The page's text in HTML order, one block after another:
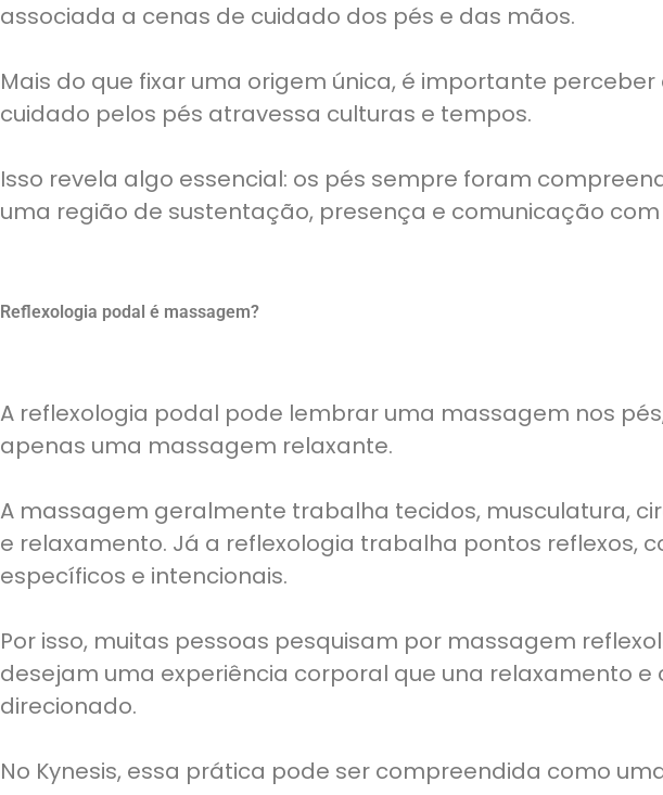
associada a cenas de cuidado dos pés e das mãos.
Mais do que fixar uma origem única, é importante perceber
cuidado pelos pés atravessa culturas e tempos.
Isso revela algo essencial: os pés sempre foram
uma região de sustentação, presença e comunicação com
Reflexologia podal é massagem?
A reflexologia podal pode lembrar uma massagem nos
apenas uma massagem relaxante.
A massagem geralmente trabalha tecidos, musculatura,
e relaxamento. Já a reflexologia trabalha pontos reflexos,
específicos e intencionais.
Por isso, muitas pessoas pesquisam por massagem
desejam uma experiência corporal que una relaxamento e
direcionado.
No Kynesis, essa prática pode ser compreendida como